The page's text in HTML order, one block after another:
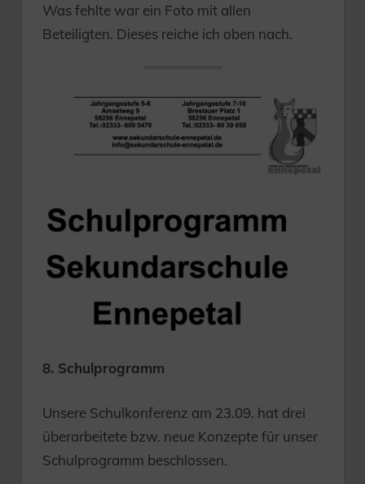
Was fehlte war ein Foto mit allen
Beteiligten. Dieses reiche ich oben nach.
8. Schulprogramm
Unsere Schulkonferenz am 23.09. hat drei
überarbeitete bzw. neue Konzepte für unser
Schulprogramm beschlossen.